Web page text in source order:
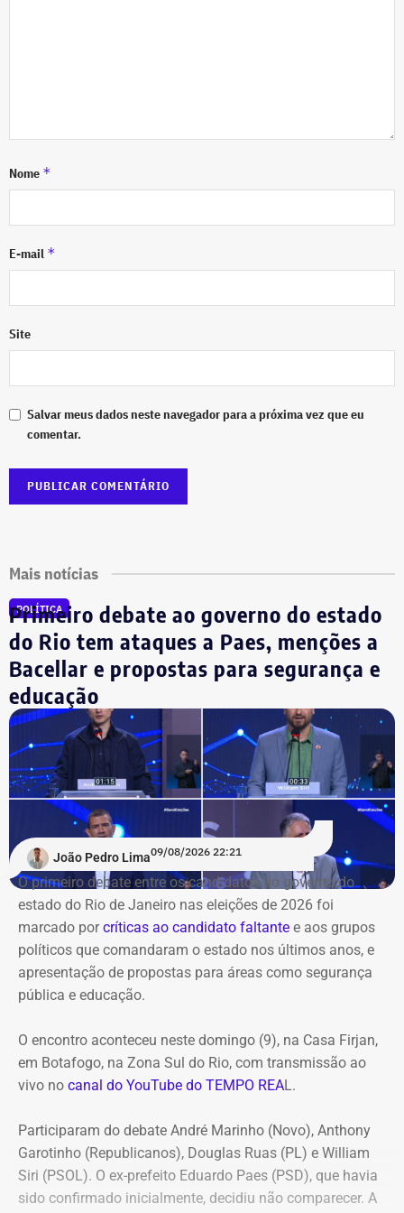
Nome *
E-mail *
Site
Salvar meus dados neste navegador para a próxima vez que eu
comentar.
Mais notícias
POLÍTICA
Primeiro debate ao governo do estado
do Rio tem ataques a Paes, menções a
Bacellar e propostas para segurança e
educação
João Pedro Lima09/08/2026 22:21
O primeiro debate entre os candidatos ao governo do
estado do Rio de Janeiro nas eleições de 2026 foi
marcado porcríticas ao candidato faltante e aos grupos
políticos que comandaram o estado nos últimos anos, e
apresentação de propostas para áreas como segurança
pública e educação.
O encontro aconteceu neste domingo (9), na Casa Firjan,
em Botafogo, na Zona Sul do Rio, com transmissão ao
vivo no canal do YouTube do TEMPO REAL.
Participaram do debate André Marinho (Novo), Anthony
Garotinho (Republicanos), Douglas Ruas (PL) e William
Siri (PSOL). O ex-prefeito Eduardo Paes (PSD), que havia
sido confirmado inicialmente, decidiu não comparecer. A